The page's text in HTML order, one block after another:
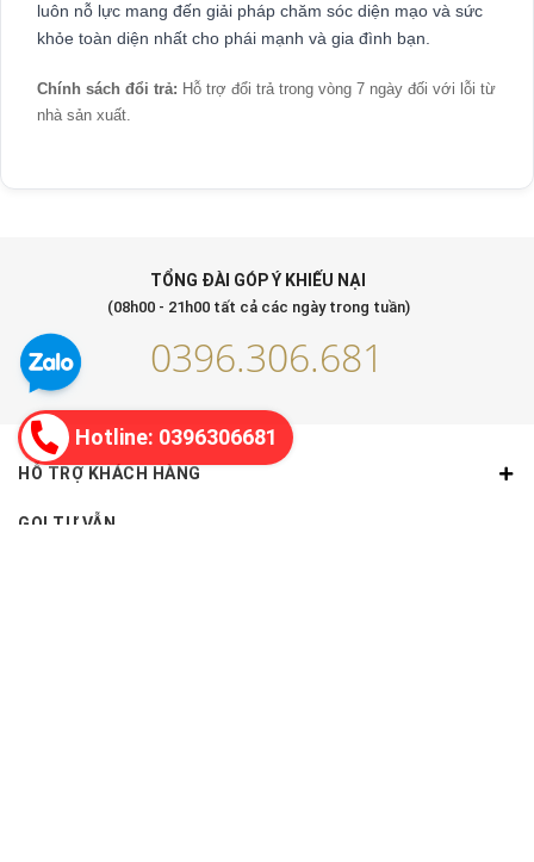
luôn nỗ lực mang đến giải pháp chăm sóc diện mạo và sức
khỏe toàn diện nhất cho phái mạnh và gia đình bạn.
Chính sách đổi trả: Hỗ trợ đổi trả trong vòng 7 ngày đối với lỗi từ
nhà sản xuất.
TỔNG ĐÀI GÓP Ý KHIẾU NẠI
(08h00 - 21h00 tất cả các ngày trong tuần)
0396.306.681
HỖ TRỢ KHÁCH HÀNG
GỌI TƯ VẪN
Hotline: 0396306681